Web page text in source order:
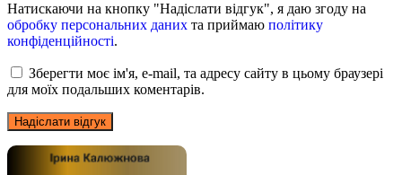
Натискаючи на кнопку "Надіслати відгук", я даю згоду на
обробку персональних даних та приймаю політику
конфіденційності.
Зберегти моє ім'я, e-mail, та адресу сайту в цьому браузері
для моїх подальших коментарів.